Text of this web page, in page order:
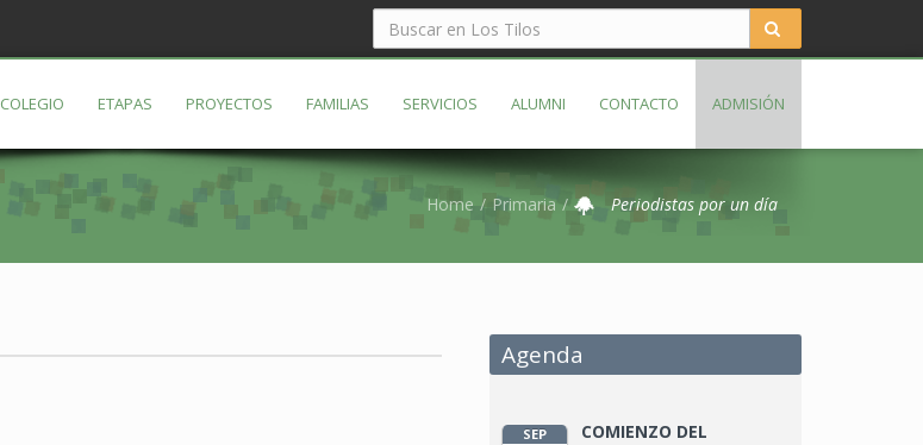
COLEGIO ETAPAS PROYECTOS FAMILIAS SERVICIOS ALUMNI CONTACTO ADMISIÓN
Home Primaria Periodistas por un día
Agenda
SEP
COMIENZO DEL